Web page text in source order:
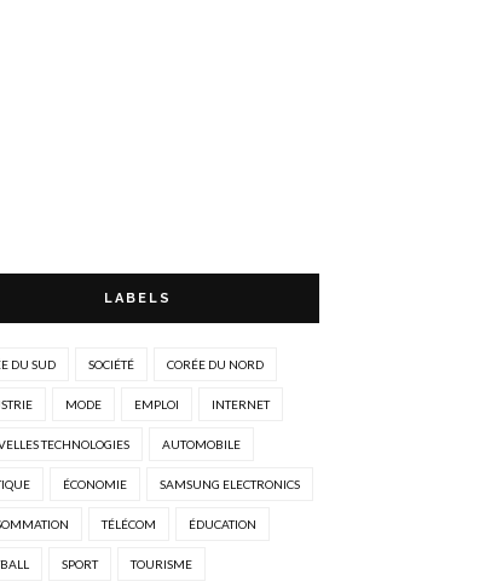
LABELS
DU SUD SOCIÉTÉ CORÉE DU NORD
MODE EMPLOI INTERNET
TECHNOLOGIES AUTOMOBILE
ÉCONOMIE SAMSUNG ELECTRONICS
TÉLÉCOM ÉDUCATION
SPORT TOURISME